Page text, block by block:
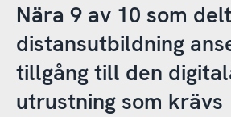
Nära 9 av 10 som
distansutbildning
tillgång till den
utrustning som krävs